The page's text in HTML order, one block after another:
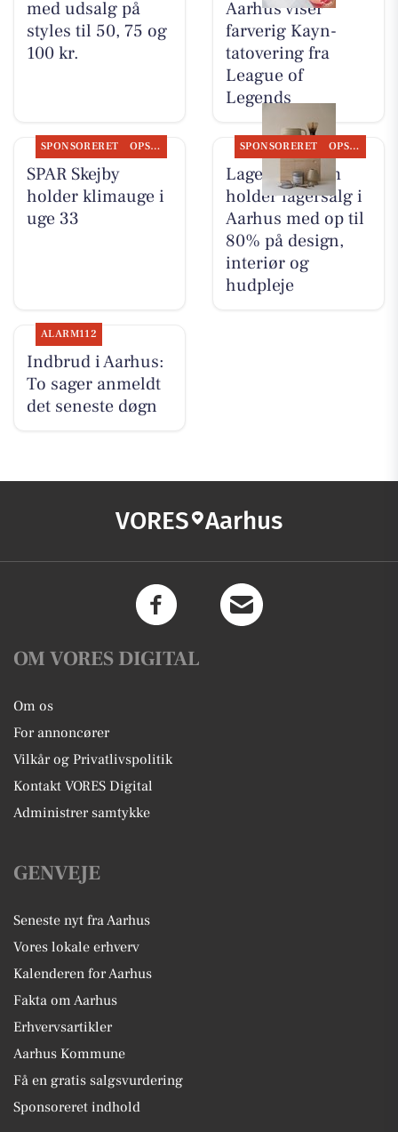
med udsalg på
styles til 50, 75 og
100 kr.
Aarhus viser
farverig Kayn-
tatovering fra
League of
Legends
SPONSORERET OPSLAGSTAVLEN
SPAR Skejby
holder klimauge i
uge 33
SPONSORERET OPSLAGSTAVLEN
Lagersalg.com
holder lagersalg i
Aarhus med op til
80% på design,
interiør og
hudpleje
ALARM112
Indbrud i Aarhus:
To sager anmeldt
det seneste døgn
VORES Aarhus
OM VORES DIGITAL
Om os
For annoncører
Vilkår og Privatlivspolitik
Kontakt VORES Digital
Administrer samtykke
GENVEJE
Seneste nyt fra Aarhus
Vores lokale erhverv
Kalenderen for Aarhus
Fakta om Aarhus
Erhvervsartikler
Aarhus Kommune
Få en gratis salgsvurdering
Sponsoreret indhold